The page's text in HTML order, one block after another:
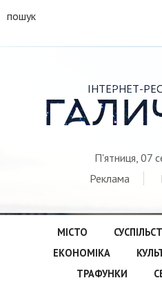
пошук
ІНТЕРНЕТ-
П'ятниця, 07
Реклама
МІСТО
ЕКОНОМІКА
ТРАФУНКИ